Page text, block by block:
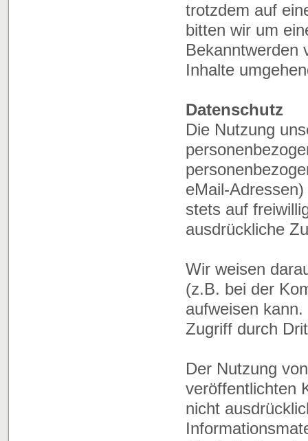
trotzdem auf
bitten wir um
Bekanntwerden
Inhalte
Datenschutz
Die Nutzung
eMail-
stets auf
ausdrückliche
Wir weisen
(z.B. bei der
aufweisen
Zugriff durch
Der Nutzung
veröffentlichten
nicht